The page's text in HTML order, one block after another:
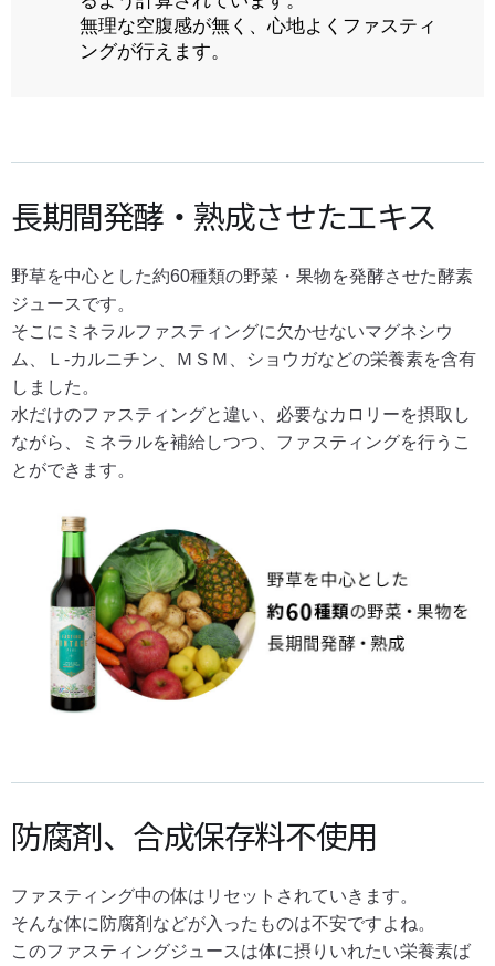
無理な空腹感が無く、心地よくファスティ
ングが行えます。
長期間発酵・熟成させたエキス
野草を中心とした約60種類の野菜・果物を発酵させた酵素
ジュースです。
そこにミネラルファスティングに欠かせないマグネシウ
ム、Ｌ-カルニチン、ＭＳＭ、ショウガなどの栄養素を含有
しました。
水だけのファスティングと違い、必要なカロリーを摂取し
ながら、ミネラルを補給しつつ、ファスティングを行うこ
とができます。
防腐剤、合成保存料不使用
ファスティング中の体はリセットされていきます。
そんな体に防腐剤などが入ったものは不安ですよね。
このファスティングジュースは体に摂りいれたい栄養素ば